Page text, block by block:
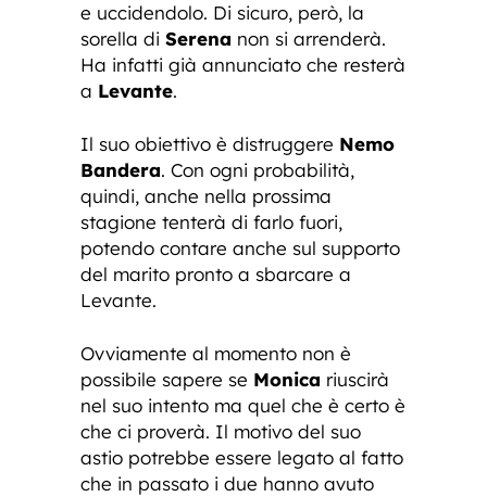
e uccidendolo. Di sicuro, però, la
sorella di Serena non si arrenderà.
Ha infatti già annunciato che resterà
a Levante.
Il suo obiettivo è distruggere Nemo
Bandera. Con ogni probabilità,
quindi, anche nella prossima
stagione tenterà di farlo fuori,
potendo contare anche sul supporto
del marito pronto a sbarcare a
Levante.
Ovviamente al momento non è
possibile sapere se Monica riuscirà
nel suo intento ma quel che è certo è
che ci proverà. Il motivo del suo
astio potrebbe essere legato al fatto
che in passato i due hanno avuto